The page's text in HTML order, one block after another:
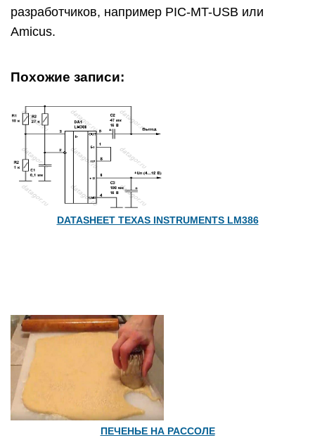
разработчиков, например PIC-MT-USB или
Amicus.
Похожие записи:
DATASHEET TEXAS INSTRUMENTS LM386
ПЕЧЕНЬЕ НА РАССОЛЕ